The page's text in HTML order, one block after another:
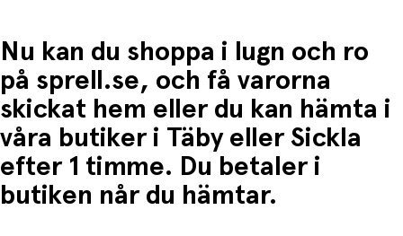
Nu kan du shoppa i lugn och ro
på sprell.se, och få varorna
skickat hem eller du kan hämta i
våra butiker i Täby eller Sickla
efter 1 timme. Du betaler i
butiken når du hämtar.